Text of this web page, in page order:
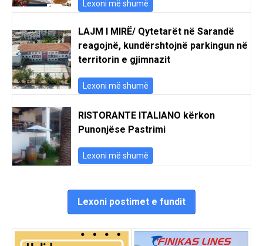
Lexoni më shumë
LAJM I MIRË/ Qytetarët në Sarandë
reagojnë, kundërshtojnë parkingun në
territorin e gjimnazit
Lexoni më shumë
RISTORANTE ITALIANO kërkon
Punonjëse Pastrimi
Lexoni më shumë
Lexoni postimet e fundit